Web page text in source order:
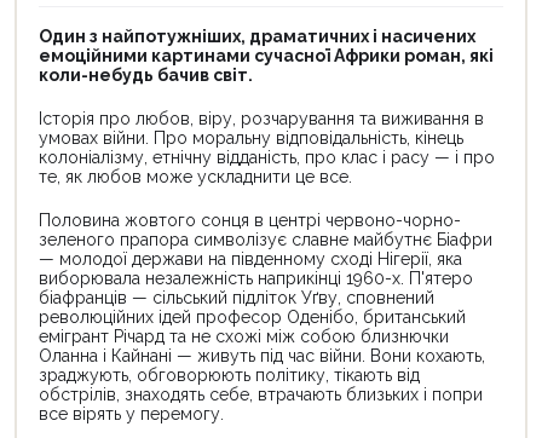
Один з найпотужніших, драматичних і насичених
емоційними картинами сучасної Африки роман, які
коли-небудь бачив світ.
Історія про любов, віру, розчарування та виживання в
умовах війни. Про моральну відповідальність, кінець
колоніалізму, етнічну відданість, про клас і расу — і про
те, як любов може ускладнити це все.
Половина жовтого сонця в центрі червоно-чорно-
зеленого прапора символізує славне майбутнє Біафри
— молодої держави на південному сході Нігерії, яка
виборювала незалежність наприкінці 1960-х. П'ятеро
біафранців — сільський підліток Уґву, сповнений
революційних ідей професор Оденібо, британський
емігрант Річард та не схожі між собою близнючки
Оланна і Кайнані — живуть під час війни. Вони кохають,
зраджують, обговорюють політику, тікають від
обстрілів, знаходять себе, втрачають близьких і попри
все вірять у перемогу.